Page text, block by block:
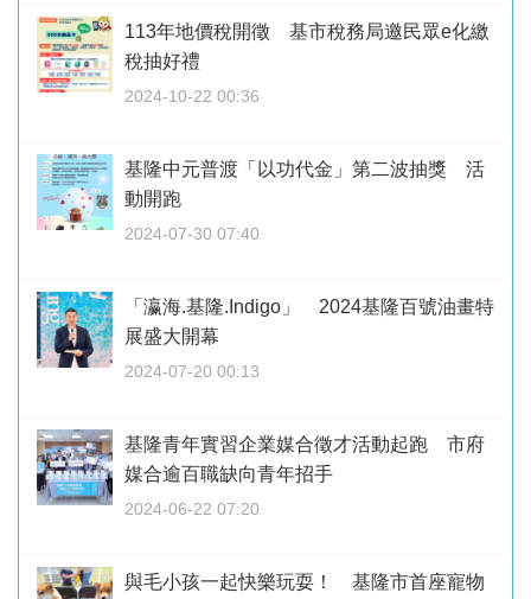
113年地價稅開徵 基市稅務局邀民眾e化繳
稅抽好禮
2024-10-22 00:36
基隆中元普渡「以功代金」第二波抽獎 活
動開跑
2024-07-30 07:40
「瀛海.基隆.Indigo」 2024基隆百號油畫特
展盛大開幕
2024-07-20 00:13
基隆青年實習企業媒合徵才活動起跑 市府
媒合逾百職缺向青年招手
2024-06-22 07:20
與毛小孩一起快樂玩耍！ 基隆市首座寵物